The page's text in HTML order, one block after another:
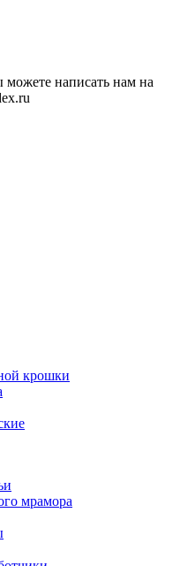
написать нам на
крошки
мрамора